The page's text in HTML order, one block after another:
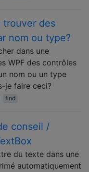
trouver des
nom ou type?
dans une
WPF des contrôles
nom ou un type
je faire ceci?
find
conseil /
du texte dans une
automatiquement